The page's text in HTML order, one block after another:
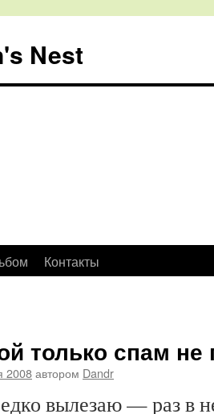
Nest
Контакты
только спам
2008автором Dandr
вылезаю — раз в